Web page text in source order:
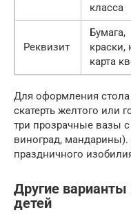
класса
Реквизит
Бумага,
краски,
карта
Для оформления
скатерть желтого или
три прозрачные вазы
виноград,
праздничного
Другие
детей